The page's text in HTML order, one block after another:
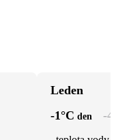
Leden
-1°C den -4